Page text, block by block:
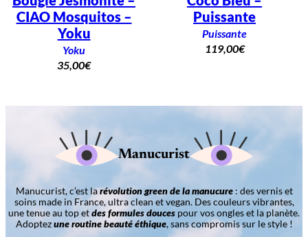
CIAO Mosquitos –
Yoku
Yoku
35,00€
Puissante
Puissante
119,00€
Manucurist
Manucurist, c’est larévolution green de la manucure: des vernis et
soins made in France, ultra clean et vegan. Des couleurs vibrantes,
une tenue au top etdes formules douces pour vos ongles et la planète.
Adoptezune routine beauté éthique, sans compromis sur le style !